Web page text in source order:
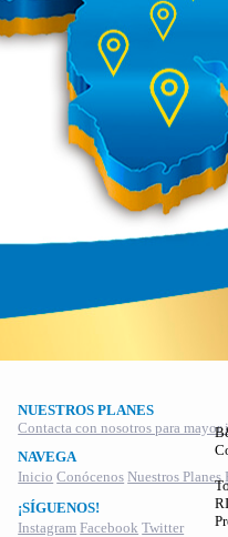
NUESTROS PLANES
Contacta con nosotros para
NAVEGA
Inicio Conócenos Nuestros Planes
¡SÍGUENOS!
Instagram Facebook Twitter